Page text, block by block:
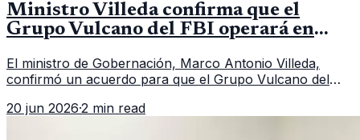
Ministro Villeda confirma que el
Grupo Vulcano del FBI operará en
El ministro de Gobernación, Marco Antonio Villeda,
confirmó un acuerdo para que el Grupo Vulcano del
fallido con la administración anterior del Ministerio
20 jun 2026·2 min read